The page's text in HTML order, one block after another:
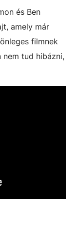
és Ben
amely már
filmnek
tud hibázni,